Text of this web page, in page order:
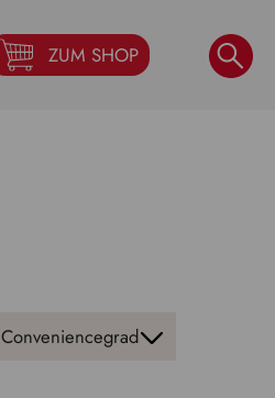
ZUM SHOP
Conveniencegrad